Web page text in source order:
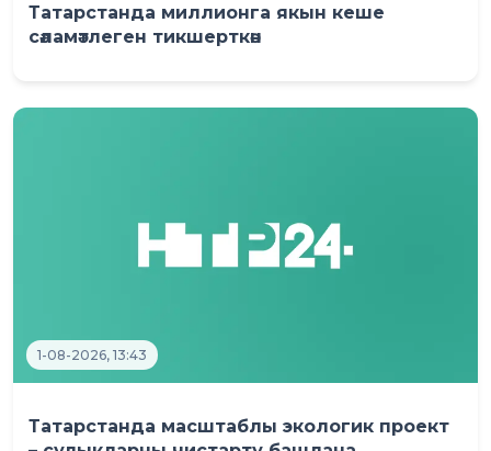
Татарстанда миллионга якын кеше
сәламәтлеген тикшерткән
1-08-2026, 13:43
Татарстанда масштаблы экологик проект